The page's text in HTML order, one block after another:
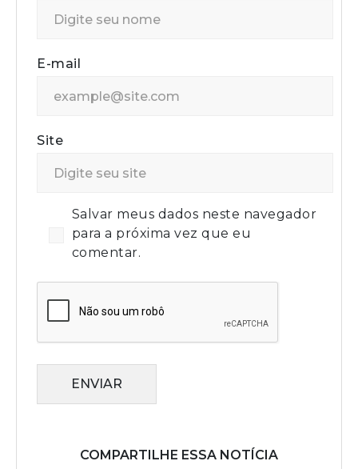
E-mail
Site
Salvar meus dados neste navegador
para a próxima vez que eu
comentar.
ENVIAR
COMPARTILHE ESSA NOTÍCIA